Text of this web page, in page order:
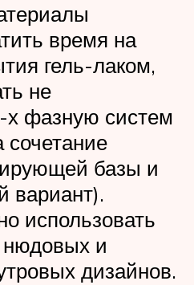
время на
гель-лаком,
не
фазную систем
сочетание
базы и
вариант).
использовать
нюдовых и
дизайнов.